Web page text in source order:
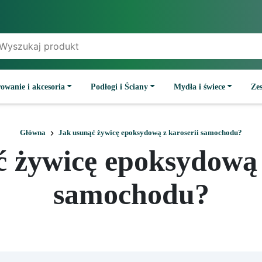
i akcesoria Podłogi i Ściany Mydła i świece
Główna Jak usunąć żywicę epoksydową z karoserii samochodu?
żywicę
samochodu?